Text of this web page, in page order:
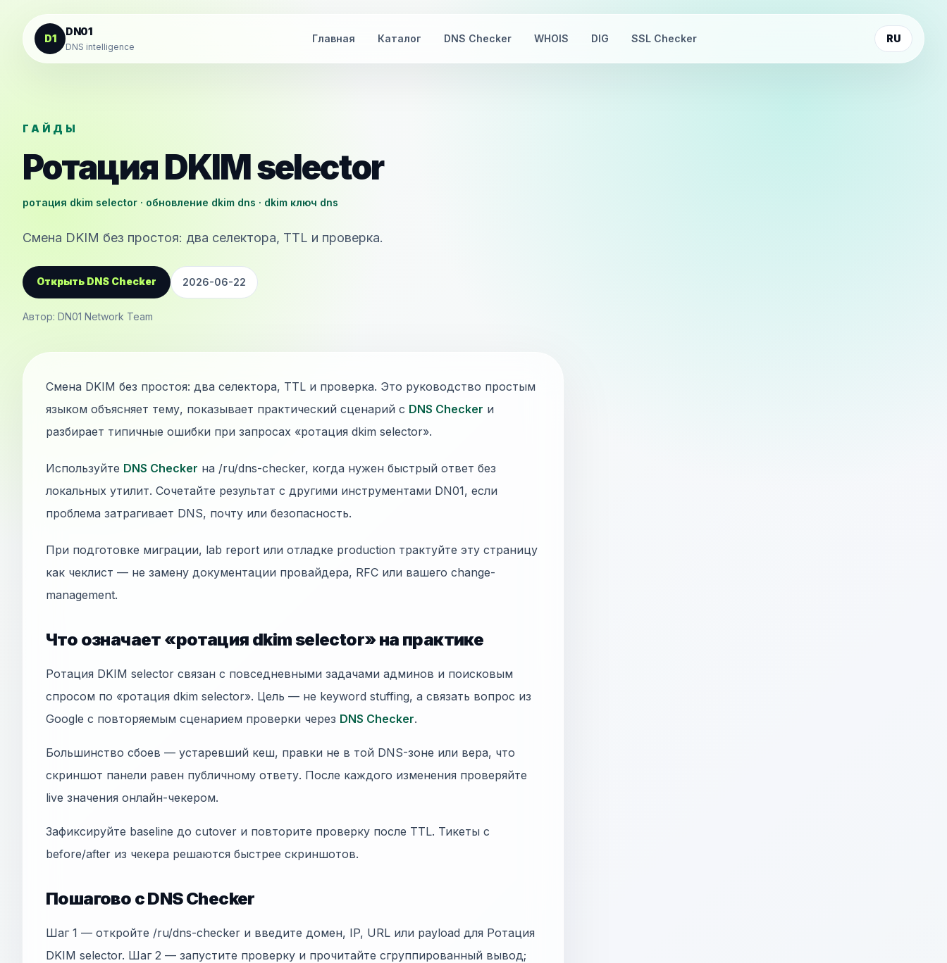
К содержанию
D1
DN01
DNS intelligence
Главная Каталог DNS Checker WHOIS DIG SSL Checker RU
ГАЙДЫ
Ротация DKIM selector
ротация dkim selector · обновление dkim dns · dkim ключ dns
Смена DKIM без простоя: два селектора, TTL и проверка.
Открыть DNS Checker 2026-06-22
Автор: DN01 Network Team
Смена DKIM без простоя: два селектора, TTL и проверка. Это руководство простым
языком объясняет тему, показывает практический сценарий с DNS Checker и
разбирает типичные ошибки при запросах «ротация dkim selector».
Используйте DNS Checker на /ru/dns-checker, когда нужен быстрый ответ без
локальных утилит. Сочетайте результат с другими инструментами DN01, если
проблема затрагивает DNS, почту или безопасность.
При подготовке миграции, lab report или отладке production трактуйте эту страницу
как чеклист — не замену документации провайдера, RFC или вашего change-
management.
Что означает «ротация dkim selector» на практике
Ротация DKIM selector связан с повседневными задачами админов и поисковым
спросом по «ротация dkim selector». Цель — не keyword stuffing, а связать вопрос из
Google с повторяемым сценарием проверки через DNS Checker.
Большинство сбоев — устаревший кеш, правки не в той DNS-зоне или вера, что
скриншот панели равен публичному ответу. После каждого изменения проверяйте
live значения онлайн-чекером.
Зафиксируйте baseline до cutover и повторите проверку после TTL. Тикеты с
before/after из чекера решаются быстрее скриншотов.
Пошагово с DNS Checker
Шаг 1 — откройте /ru/dns-checker и введите домен, IP, URL или payload для Ротация
DKIM selector. Шаг 2 — запустите проверку и прочитайте сгруппированный вывод;